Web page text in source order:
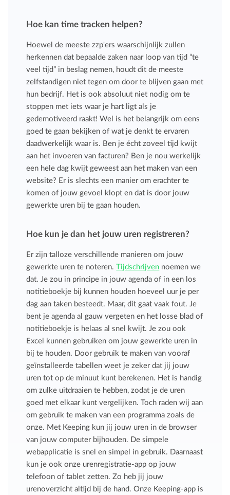
Hoe kan time tracken helpen?
Hoewel de meeste zzp'ers waarschijnlijk zullen
herkennen dat bepaalde zaken naar loop van tijd “te
veel tijd” in beslag nemen, houdt dit de meeste
zelfstandigen niet tegen om door te blijven gaan met
hun bedrijf. Het is ook absoluut niet nodig om te
stoppen met iets waar je hart ligt als je
gedemotiveerd raakt! Wel is het belangrijk om eens
goed te gaan bekijken of wat je denkt te ervaren
daadwerkelijk waar is. Ben je écht zoveel tijd kwijt
aan het invoeren van facturen? Ben je nou werkelijk
een hele dag kwijt geweest aan het maken van een
website? Er is slechts een manier om erachter te
komen of jouw gevoel klopt en dat is door jouw
gewerkte uren bij te gaan houden.
Hoe kun je dan het jouw uren registreren?
Er zijn talloze verschillende manieren om jouw
gewerkte uren te noteren.Tijdschrijven noemen we
dat. Je zou in principe in jouw agenda of in een los
notitieboekje bij kunnen houden hoeveel uur je per
dag aan taken besteedt. Maar, dit gaat vaak fout. Je
bent je agenda al gauw vergeten en het losse blad of
notitieboekje is helaas al snel kwijt. Je zou ook
Excel kunnen gebruiken om jouw gewerkte uren in
bij te houden. Door gebruik te maken van vooraf
geïnstalleerde tabellen weet je zeker dat jij jouw
uren tot op de minuut kunt berekenen. Het is handig
om zulke uitdraaien te hebben, zodat je de uren
goed met elkaar kunt vergelijken. Toch raden wij aan
om gebruik te maken van een programma zoals de
onze. Met Keeping kun jij jouw uren in de browser
van jouw computer bijhouden. De simpele
webapplicatie is snel en simpel in gebruik. Daarnaast
kun je ook onze urenregistratie-app op jouw
telefoon of tablet zetten. Zo heb jij jouw
urenoverzicht altijd bij de hand. Onze Keeping-app is